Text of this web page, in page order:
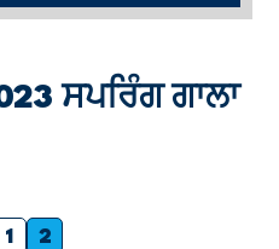
ਸਪਰਿੰਗ ਗਾਲਾ
1 2